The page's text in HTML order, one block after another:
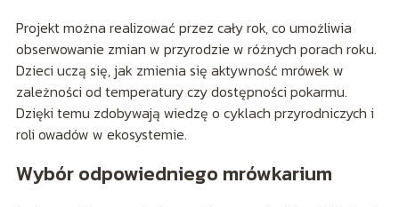
Projekt można realizować przez cały rok, co umożliwia
obserwowanie zmian w przyrodzie w różnych porach roku.
Dzieci uczą się, jak zmienia się aktywność mrówek w
zależności od temperatury czy dostępności pokarmu.
Dzięki temu zdobywają wiedzę o cyklach przyrodniczych i
roli owadów w ekosystemie.
Wybór odpowiedniego mrówkarium